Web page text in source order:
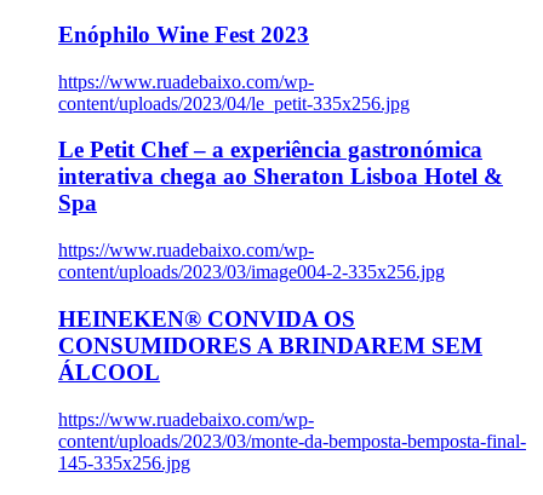
Enóphilo Wine Fest 2023
https://www.ruadebaixo.com/wp-
content/uploads/2023/04/le_petit-335x256.jpg
Le Petit Chef – a experiência gastronómica
interativa chega ao Sheraton Lisboa Hotel &
Spa
https://www.ruadebaixo.com/wp-
content/uploads/2023/03/image004-2-335x256.jpg
HEINEKEN® CONVIDA OS
CONSUMIDORES A BRINDAREM SEM
ÁLCOOL
https://www.ruadebaixo.com/wp-
content/uploads/2023/03/monte-da-bemposta-bemposta-final-
145-335x256.jpg